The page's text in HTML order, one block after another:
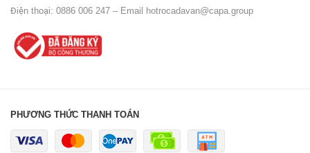
Điện thoại: 0886 006 247 – Email hotrocadavan@capa.group
PHƯƠNG THỨC THANH TOÁN